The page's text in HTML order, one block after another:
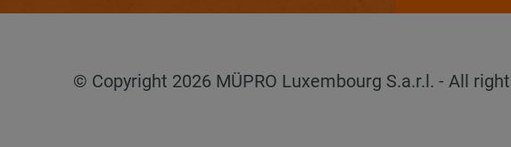
© Copyright 2026 MÜPRO Luxembourg S.a.r.l. - All